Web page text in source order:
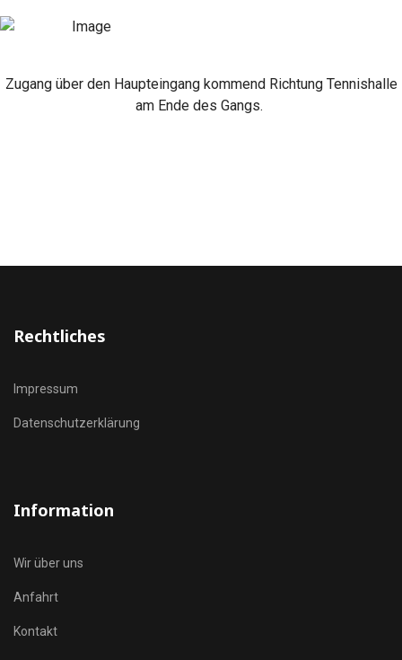
Zugang über den Haupteingang kommend Richtung Tennishalle
am Ende des Gangs.
Rechtliches
Impressum
Datenschutzerklärung
Information
Wir über uns
Anfahrt
Kontakt